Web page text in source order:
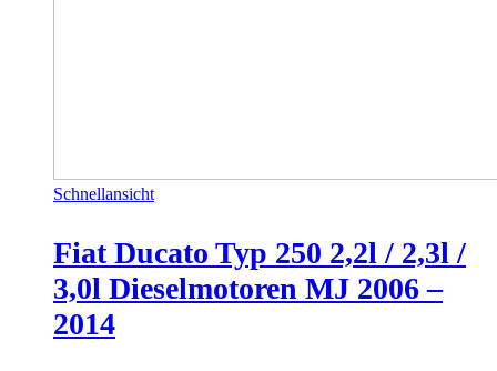
Schnellansicht
Fiat Ducato Typ 250 2,2l / 2,3l /
3,0l Dieselmotoren MJ 2006 –
2014